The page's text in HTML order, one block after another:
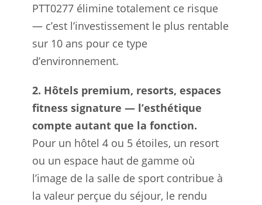
PTT0277 élimine totalement ce risque
— c’est l’investissement le plus rentable
sur 10 ans pour ce type
d’environnement.
2. Hôtels premium, resorts, espaces
fitness signature — l’esthétique
compte autant que la fonction.
Pour un hôtel 4 ou 5 étoiles, un resort
ou un espace haut de gamme où
l’image de la salle de sport contribue à
la valeur perçue du séjour, le rendu